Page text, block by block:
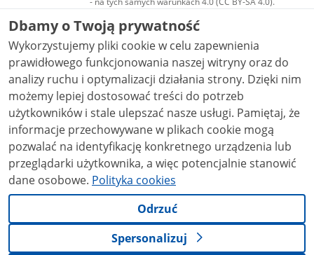
Materiały audiowizualne, w tym zdjęcia, materiały
audio i wideo, są udostępniane na licencji typu
Creative Commons: uznanie autorstwa użycie
niekomercyjne - bez utworów zależnych 4.0 (CC BY-
NC-ND 4.0), o ile nie jest to stwierdzone inaczej.
Dbamy o Twoją prywatność
Wykorzystujemy pliki cookie w celu zapewnienia
prawidłowego funkcjonowania naszej witryny oraz do
analizy ruchu i optymalizacji działania strony. Dzięki nim
możemy lepiej dostosować treści do potrzeb
użytkowników i stale ulepszać nasze usługi. Pamiętaj, że
informacje przechowywane w plikach cookie mogą
pozwalać na identyfikację konkretnego urządzenia lub
przeglądarki użytkownika, a więc potencjalnie stanowić
dane osobowe. Polityka cookies
Odrzuć
Spersonalizuj